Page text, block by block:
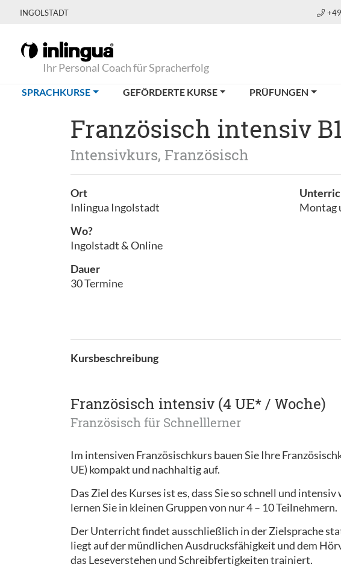
INGOLSTADT
Ihr Personal Coach für Spracherfolg
SPRACHKURSE(CURRENT)GEFÖRDERTE KURSE PRÜFUNGEN
Französisch intensiv
Intensivkurs, Französisch
Ort
Inlingua Ingolstadt
Wo?
Ingolstadt & Online
Dauer
30 Termine
Montag
Kursbeschreibung
Französisch intensiv (4 UE* / Woche)
Französisch für Schnelllerner
Im intensiven Französischkurs bauen Sie Ihre
UE) kompakt und nachhaltig auf.
Das Ziel des Kurses ist es, dass Sie so schnell und
lernen Sie in kleinen Gruppen von nur 4 – 10 Teilnehmern.
Der Unterricht findet ausschließlich in der Zielsprache
liegt auf der mündlichen Ausdrucksfähigkeit und dem
das Leseverstehen und Schreibfertigkeiten trainiert.